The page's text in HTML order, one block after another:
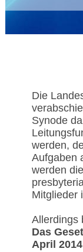
Die
Synode
werden,
Aufgaben
werden
Mitglieder
Allerdings
Das
April